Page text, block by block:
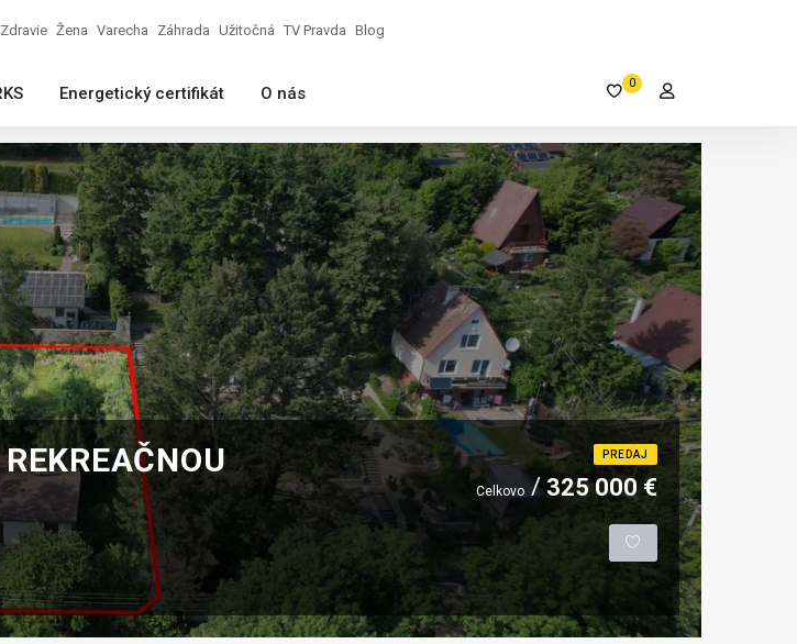
Zdravie Žena Varecha Záhrada Užitočná TV Pravda Blog
Energetický certifikát O nás
0
PREDAJ
Celkovo 325 000 €